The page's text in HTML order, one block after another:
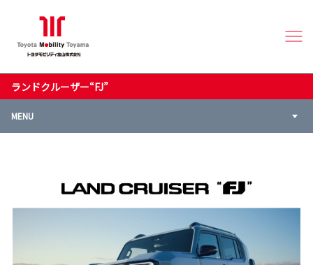
ランドクルーザー“FJ”
MENU